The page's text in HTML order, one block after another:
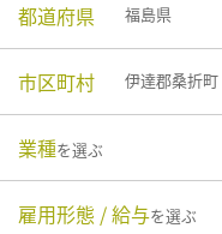
都道府県 福島県
市区町村 伊達郡桑折町
業種を選ぶ
雇用形態 / 給与を選ぶ